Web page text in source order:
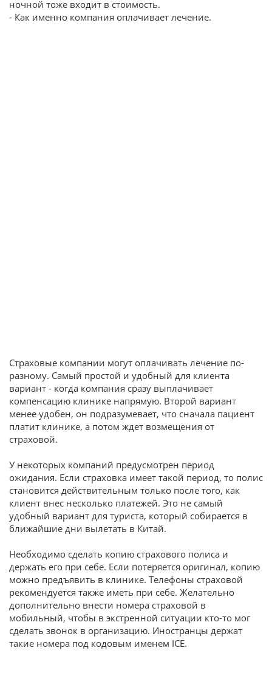
ночной тоже входит в стоимость.
- Как именно компания оплачивает лечение.
Страховые компании могут оплачивать лечение по-
разному. Самый простой и удобный для клиента
вариант - когда компания сразу выплачивает
компенсацию клинике напрямую. Второй вариант
менее удобен, он подразумевает, что сначала пациент
платит клинике, а потом ждет возмещения от
страховой.
У некоторых компаний предусмотрен период
ожидания. Если страховка имеет такой период, то полис
становится действительным только после того, как
клиент внес несколько платежей. Это не самый
удобный вариант для туриста, который собирается в
ближайшие дни вылетать в Китай.
Необходимо сделать копию страхового полиса и
держать его при себе. Если потеряется оригинал, копию
можно предъявить в клинике. Телефоны страховой
рекомендуется также иметь при себе. Желательно
дополнительно внести номера страховой в
мобильный, чтобы в экстренной ситуации кто-то мог
сделать звонок в организацию. Иностранцы держат
такие номера под кодовым именем ICE.